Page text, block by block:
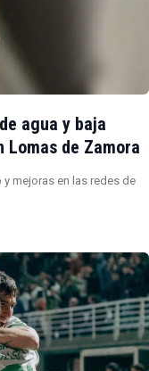
agua y baja
Lomas de Zamora
mejoras en las redes de